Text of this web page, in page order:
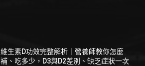
維生素D功效完整解析｜營養師教你怎麼
補、吃多少，D3與D2差別、缺乏症狀一次